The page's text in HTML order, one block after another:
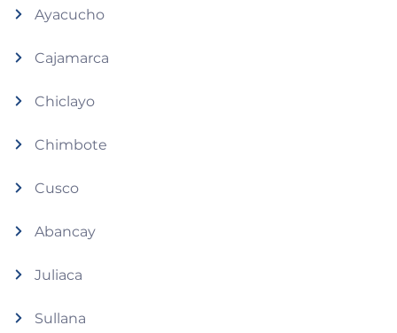
Ayacucho
Cajamarca
Chiclayo
Chimbote
Cusco
Abancay
Juliaca
Sullana